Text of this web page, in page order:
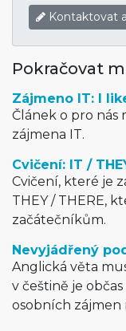
Kontaktovat
Pokračovat
Zájmeno IT: I
Článek o pro nás
zájmena IT.
Cvičení: IT /
Cvičení, které je
THEY / THERE,
začátečníkům.
Nevyjádřený
Anglická věta
v češtině je
osobních zájmen